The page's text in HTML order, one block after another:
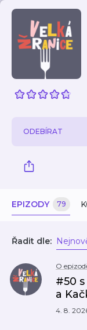
ODEBÍRAT
EPIZODY 79
Řadit dle:
O
#50
a
4. 8.